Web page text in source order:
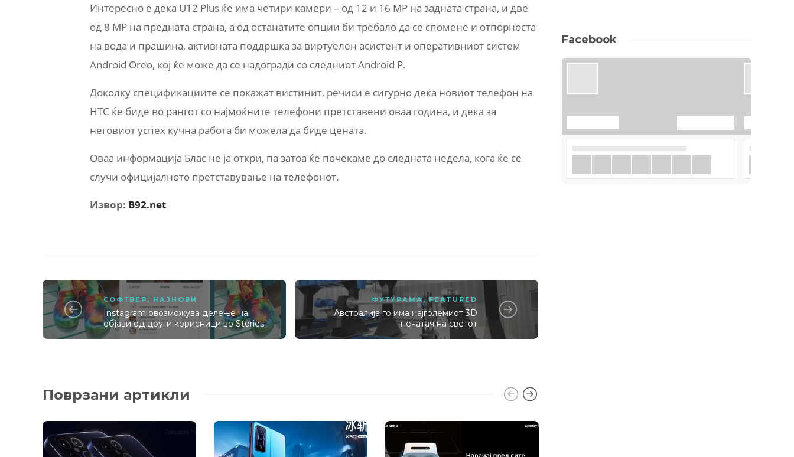
Интересно е дека U12 Plus ќе има четири камери – oд 12 и 16 MP на задната страна, и две
од 8 MP на предната страна, а од останатите опции би требало да се спомене и отпорноста
на вода и прашина, активната поддршка за виртуелен асистент и оперативниот систем
Android Oreo, кој ќе може да се надогради со следниот Android P.
Доколку спецификациите се покажат вистинит, речиси е сигурно дека новиот телефон на
HTC ќе биде во рангот со најмоќните телефони претставени оваа година, и дека за
неговиот успех кучна работа би можела да биде цената.
Оваа информација Блас не ја откри, па затоа ќе почекаме до следната недела, кога ќе се
случи официјалното претставување на телефонот.
Извор: B92.net
СОФТВЕР , НАЈНОВИ
Instagram овозможува делење на
објави од други корисници во Stories
ФУТУРАМА,FEATURED
Австралија го има најголемиот 3D
печатач на светот
Поврзани артикли
Facebook